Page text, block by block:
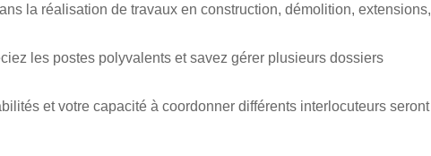
la réalisation de travaux en construction, démolition, extensions,
les postes polyvalents et savez gérer plusieurs dossiers
et votre capacité à coordonner différents interlocuteurs seront